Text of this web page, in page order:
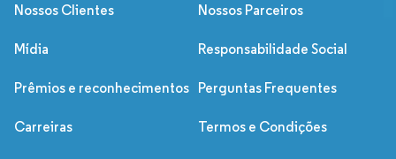
Nossos Clientes Nossos Parceiros
Mídia Responsabilidade Social
Prêmios e reconhecimentos Perguntas Frequentes
Carreiras Termos e Condições